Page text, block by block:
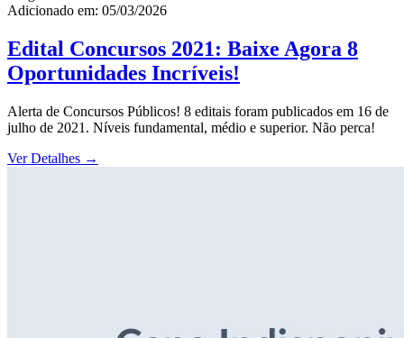
Adicionado em: 05/03/2026
Edital Concursos 2021: Baixe Agora 8
Oportunidades Incríveis!
Alerta de Concursos Públicos! 8 editais foram publicados em 16 de
julho de 2021. Níveis fundamental, médio e superior. Não perca!
Ver Detalhes →